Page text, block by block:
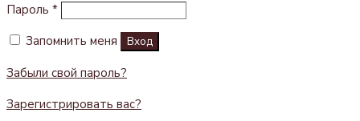
Пароль *
Запомнить меня
Вход
Забыли свой пароль?
Зарегистрировать вас?